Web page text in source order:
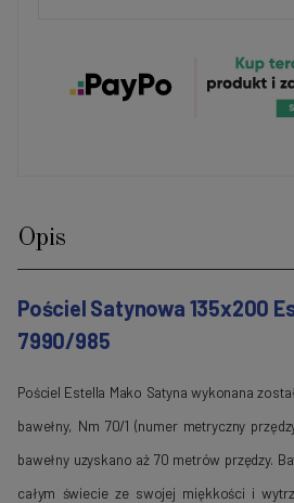
Opis
Pościel Satynowa 135x200
7990/985
Pościel Estella Mako Satyna wykonana
bawełny, Nm 70/1 (numer metryczny
bawełny uzyskano aż 70 metrów przędzy.
całym świecie ze swojej miękkości i